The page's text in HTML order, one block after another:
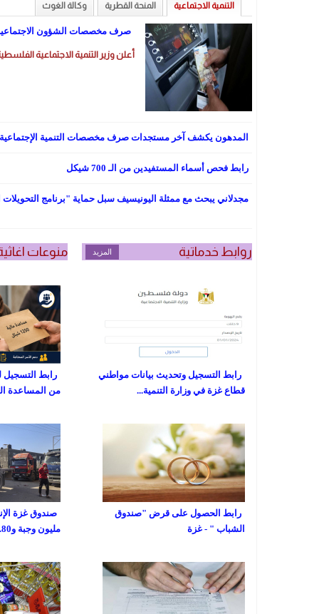
التنمية الاجتماعية المنحة القطرية وكالة الغوث
صرف مخصصات الشؤون الاجتماعية يوم
أعلن وزير التنمية الاجتماعية الفلسطيني أحمد
المدهون يكشف آخر مستجدات صرف مخصصات التنمية الإجتماعية
رابط فحص أسماء المستفيدين من الـ 700 شيكل
مجدلاني يبحث مع ممثلة اليونيسيف سبل حماية "برنامج التحويلات
روابط خدماتية المزيد
رابط التسجيل وتحديث بيانات مواطني
قطاع غزة في وزارة التنمية...
رابط الحصول على قرض "صندوق
الشباب " - غزة
منوعات
رابط التسجيل
من المساعدة
مليون وجبة و80...